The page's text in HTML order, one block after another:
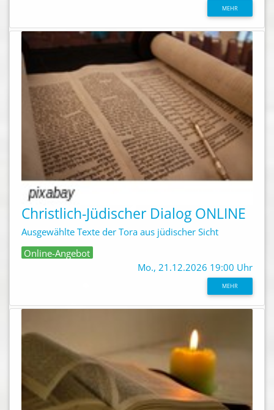
MEHR
Christlich-Jüdischer Dialog ONLINE
Ausgewählte Texte der Tora aus jüdischer Sicht
Online-Angebot
Mo., 21.12.2026 19:00 Uhr
MEHR